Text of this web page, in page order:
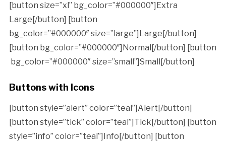
[button size=”xl” bg_color=”#000000″]Extra
Large[/button] [button
bg_color=”#000000″ size=”large”]Large[/button]
[button bg_color=”#000000″]Normal[/button] [button
bg_color=”#000000″ size=”small”]Small[/button]
Buttons with Icons
[button style=”alert” color=”teal”]Alert[/button]
[button style=”tick” color=”teal”]Tick[/button] [button
style=”info” color=”teal”]Info[/button] [button